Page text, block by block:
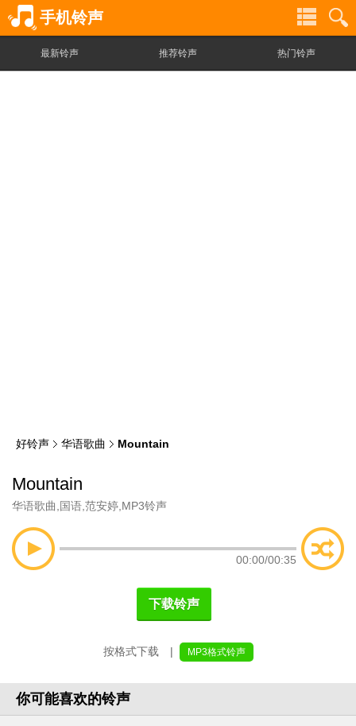
手机铃声
最新铃声 推荐铃声 热门铃声
好铃声 华语歌曲 Mountain
Mountain
华语歌曲 国语 范安婷 MP3铃声
00:00/00:35
下载铃声
按格式下载 | MP3格式铃声
你可能喜欢的铃声